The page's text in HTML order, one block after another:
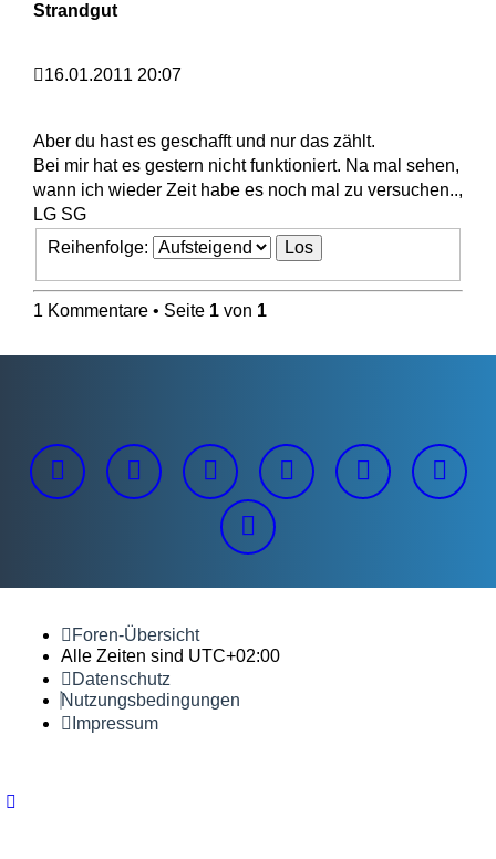
Strandgut
16.01.2011 20:07
Aber du hast es geschafft und nur das zählt.
Bei mir hat es gestern nicht funktioniert. Na mal sehen,
wann ich wieder Zeit habe es noch mal zu versuchen..,
LG SG
Reihenfolge:
1 Kommentare • Seite 1 von 1
Foren-Übersicht
Alle Zeiten sind UTC+02:00
Datenschutz
Nutzungsbedingungen
Impressum